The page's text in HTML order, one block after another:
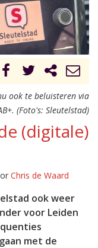
ook te beluisteren via
(Foto's: Sleutelstad)
(digitale)
Chris de Waard
ook weer
voor Leiden
met de